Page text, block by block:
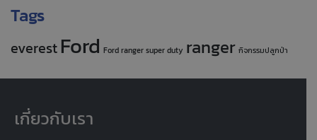
Tags
everest Ford Ford ranger super duty ranger กิจกรรมปลูกป่า
เกี่ยวกับเรา